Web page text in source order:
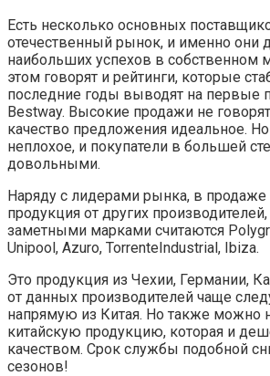
Есть несколько основных
отечественный рынок, и именно они
наибольших успехов в собственном
этом говорят и рейтинги, которые
последние годы выводят на первые
Bestway. Высокие продажи не
качество предложения идеальное. Но
неплохое, и покупатели в большей
довольными.
Наряду с лидерами рынка, в продаже
продукция от других
заметными марками считаются
Unipool, Azuro, TorrenteIndustrial, Ibiza.
Это продукция из Чехии, Германии,
от данных производителей чаще
напрямую из Китая. Но также можно
китайскую продукцию, которая и
качеством. Срок службы подобной
сезонов!